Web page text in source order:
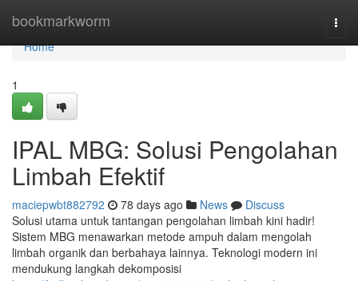
bookmarkworm
Home
Home
1
IPAL MBG: Solusi Pengolahan
Limbah Efektif
maciepwbt882792 78 days ago News
Discuss
Solusi utama untuk tantangan pengolahan limbah kini hadir!
Sistem MBG menawarkan metode ampuh dalam mengolah
limbah organik dan berbahaya lainnya. Teknologi modern ini
mendukung langkah dekomposisi